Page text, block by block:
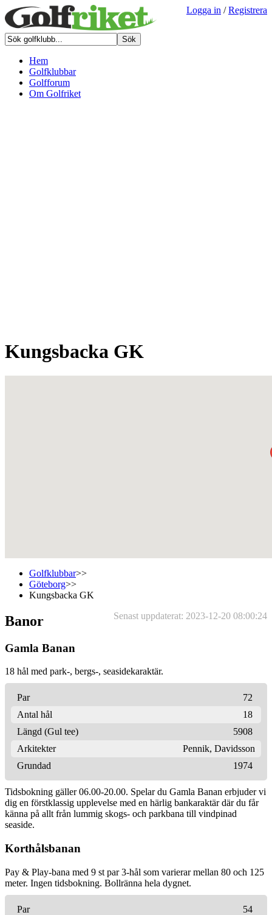
Logga in /Registrera
Hem
Golfklubbar
Golfforum
Om Golfriket
Kungsbacka GK
Golfklubbar>>
Göteborg>>
Kungsbacka GK
Senast uppdaterat: 2023-12-20 08:00:24
Banor
Gamla Banan
18 hål med park-, bergs-, seasidekaraktär.
Par
72
Antal hål
18
Längd (Gul tee)
5908
Arkitekter
Pennik, Davidsson
Grundad
1974
Tidsbokning gäller 06.00-20.00. Spelar du Gamla Banan erbjuder vi
dig en förstklassig upplevelse med en härlig bankaraktär där du får
känna på allt från lummig skogs- och parkbana till vindpinad
seaside.
Korthålsbanan
Pay & Play-bana med 9 st par 3-hål som varierar mellan 80 och 125
meter. Ingen tidsbokning. Bollränna hela dygnet.
Par
54